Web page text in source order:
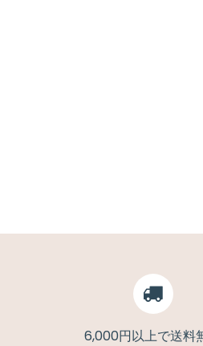
6,000円以上で送料